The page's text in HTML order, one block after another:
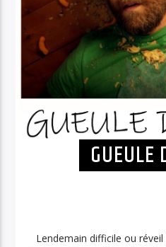
GUEULE
Lendemain difficile ou